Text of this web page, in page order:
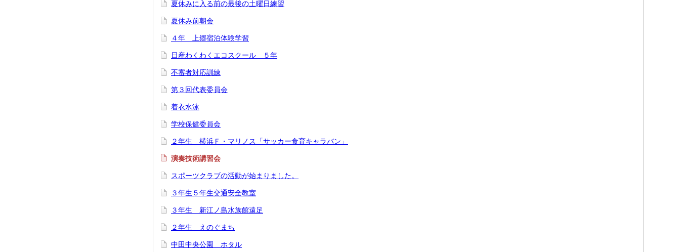
夏休みに入る前の最後の土曜日練習
夏休み前朝会
４年 上郷宿泊体験学習
日産わくわくエコスクール ５年
不審者対応訓練
第３回代表委員会
着衣水泳
学校保健委員会
２年生 横浜Ｆ・マリノス「サッカー食育キャラバン」
演奏技術講習会
スポーツクラブの活動が始まりました。
３年生５年生交通安全教室
３年生 新江ノ島水族館遠足
２年生 えのぐまち
中田中央公園 ホタル